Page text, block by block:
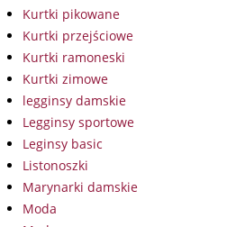
Kurtki pikowane
Kurtki przejściowe
Kurtki ramoneski
Kurtki zimowe
legginsy damskie
Legginsy sportowe
Leginsy basic
Listonoszki
Marynarki damskie
Moda